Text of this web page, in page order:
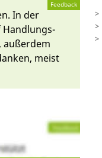
Feedback
In der
außerdem
meist